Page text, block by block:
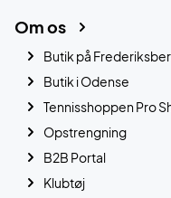
Om os
Butik på
Butik i Odense
Tennisshoppen Pro
Opstrengning
B2B Portal
Klubtøj